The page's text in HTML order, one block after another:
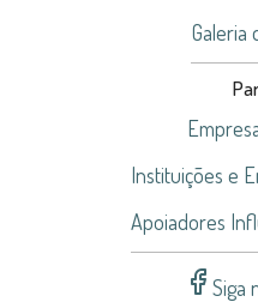
Galeria
Instituições e
Apoiadores
Siga